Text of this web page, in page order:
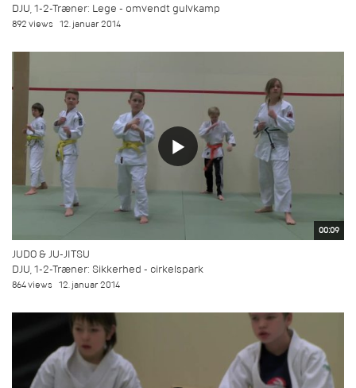
DJU, 1-2-Træner: Lege - omvendt gulvkamp
892 views 12. januar 2014
00:09
JUDO & JU-JITSU
DJU, 1-2-Træner: Sikkerhed - cirkelspark
864 views 12. januar 2014